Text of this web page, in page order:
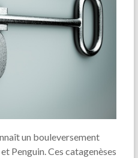
un bouleversement
Penguin. Ces catagenèses